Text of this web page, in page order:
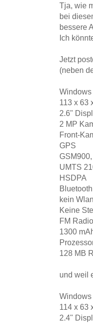
Tja, wie
bei
bessere
Ich
Jetzt
(neben
113 x 63
2.6"
2 MP
Front-
GPS
UMTS
HSDPA
kein Wlan
Keine
FM
1300
128 MB
und weil
114 x 63
2.4"